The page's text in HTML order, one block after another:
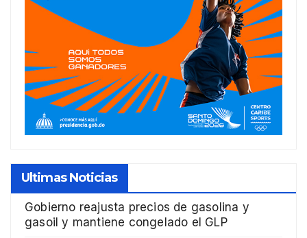
Ultimas Noticias
Gobierno reajusta precios de gasolina y
gasoil y mantiene congelado el GLP